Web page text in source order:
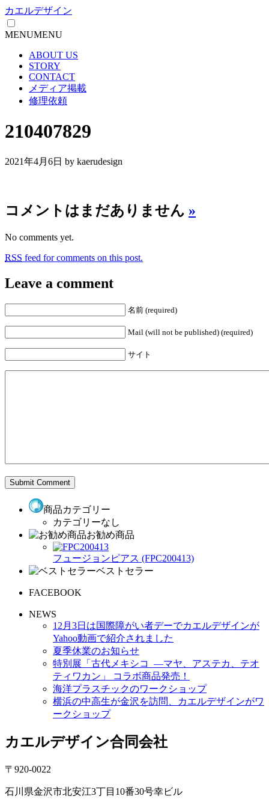
カエルデザイン
MENUMENU
ABOUT US
STORY
CONTACT
メディア掲載
修理依頼
210407829
2021年4月6日 by kaerudesign
コメントはまだありません »
No comments yet.
RSS feed for comments on this post.
Leave a comment
名前 (required)
Mail (will not be published) (required)
サイト
商品カテゴリー
カテゴリーなし
お勧め商品
フュージョンピアス (FPC200413)
ベストセラー
FACEBOOK
NEWS
12月3日は国際障がい者デーでカエルデザインが
Yahoo動画で紹介されました
夏季休業のお知らせ
特別展「古代メキシコ ―マヤ、アステカ、テオ
ティワカン」 コラボ商品発売！
海洋プラスチックのワークショップ
横浜の中高生が金沢を訪問、カエルデザインがワ
ークショップ
カエルデザイン合同会社
〒920-0022
石川県金沢市北安江3丁目10番30号幸ビル